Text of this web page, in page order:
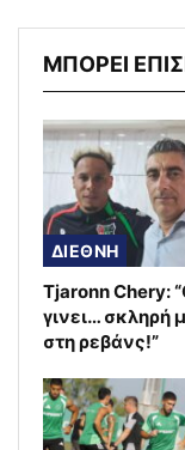
ΜΠΟΡΕΙ
ΔΙΕΘΝΗ
Tjaronn Chery:
γινει… σκληρή
στη ρεβάνς!”